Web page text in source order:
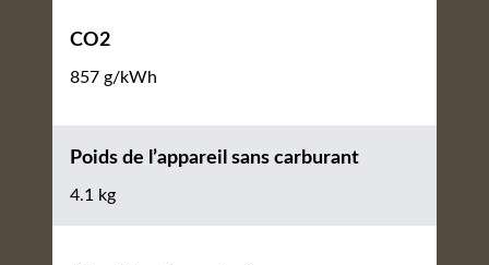
CO2
857 g/kWh
Poids de l’appareil sans carburant
4.1 kg